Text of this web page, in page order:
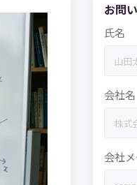
お問
氏名
会社名
会社